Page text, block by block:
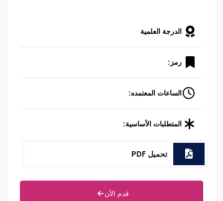
الدرجة العلمية
رمز:
الساعات المعتمده:
المتطلبات الأساسية:
تحميل PDF
قدم الآن